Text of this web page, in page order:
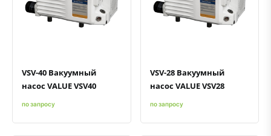
Быстрый просмотр
Добавить к сравнению
Добавить в избранное
VSV-40 Вакуумный
насос VALUE VSV40
по запросу
Быстрый просмотр
Добавить к сравнению
Добавить в избранное
VSV-28 Вакуумный
насос VALUE VSV28
по запросу